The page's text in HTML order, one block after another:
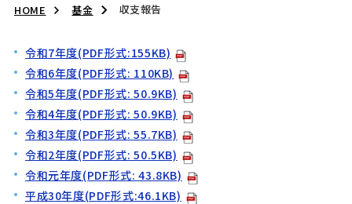
HOME 基金 収支報告
令和7年度(PDF形式:155KB)
令和6年度(PDF形式: 110KB)
令和5年度(PDF形式: 50.9KB)
令和4年度(PDF形式: 50.9KB)
令和3年度(PDF形式: 55.7KB)
令和2年度(PDF形式: 50.5KB)
令和元年度(PDF形式: 43.8KB)
平成30年度(PDF形式:46.1KB)